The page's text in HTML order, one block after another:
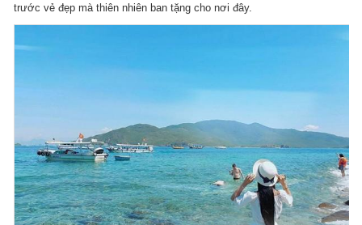
trước vẻ đẹp mà thiên nhiên ban tặng cho nơi đây.